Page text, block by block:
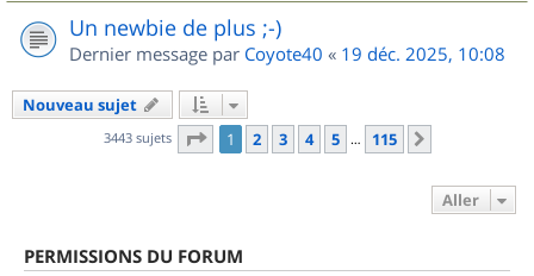
Un newbie de plus ;-)
Dernier message par Coyote40 « 19 déc. 2025, 10:08
Nouveau sujet
3443 sujets Page 1sur 115
1 2 3 4 5 … 115
Aller
PERMISSIONS DU FORUM